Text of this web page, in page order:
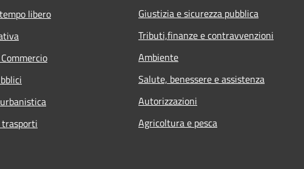
libero
Giustizia e sicurezza pubblica
Tributi,finanze e contravvenzioni
Ambiente
Salute, benessere e assistenza
Autorizzazioni
Agricoltura e pesca